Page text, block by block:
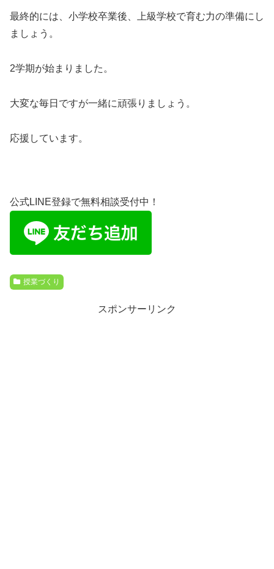
最終的には、小学校卒業後、上級学校で育む力の準備にし
ましょう。
2学期が始まりました。
大変な毎日ですが一緒に頑張りましょう。
応援しています。
公式LINE登録で無料相談受付中！
授業づくり
スポンサーリンク